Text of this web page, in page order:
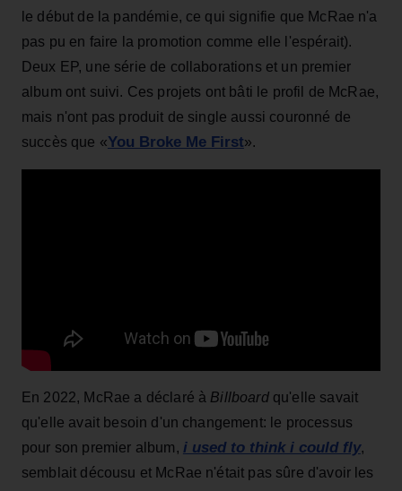
le début de la pandémie, ce qui signifie que McRae n'a
pas pu en faire la promotion comme elle l'espérait).
Deux EP, une série de collaborations et un premier
album ont suivi. Ces projets ont bâti le profil de McRae,
mais n'ont pas produit de single aussi couronné de
succès que «You Broke Me First».
En 2022, McRae a déclaré à Billboardqu'elle savait
qu'elle avait besoin d'un changement: le processus
pour son premier album, i used to think i could fly,
semblait décousu et McRae n'était pas sûre d'avoir les